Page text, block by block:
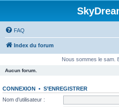
FAQ
Index du forum
Nous sommes le sam.
Aucun forum.
CONNEXION • S’ENREGISTRER
Nom d’utilisateur :